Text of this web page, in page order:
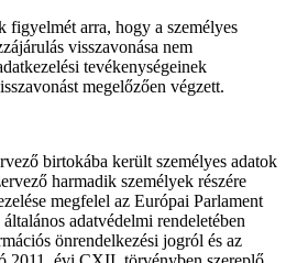
figyelmét arra, hogy a személyes
visszavonása nem
tevékenységeinek
megelőzően végzett.
birtokába került személyes adatok
harmadik személyek részére
megfelel az Európai Parlament
adatvédelmi rendeletében
önrendelkezési jogról és az